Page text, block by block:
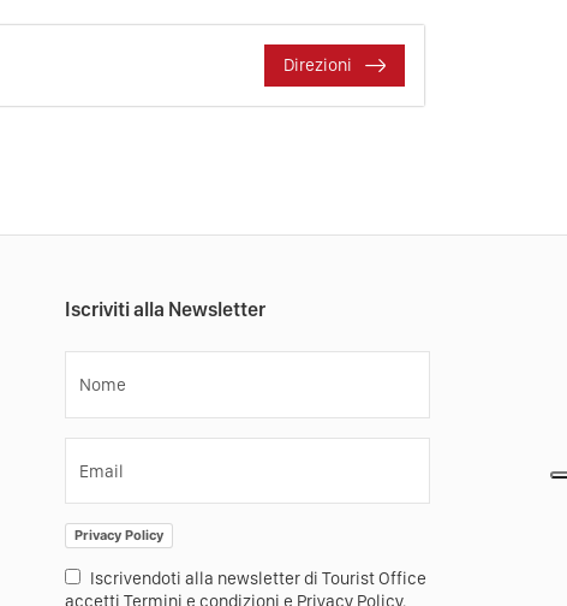
Direzioni
Iscriviti alla Newsletter
Nome
Email
Privacy Policy
Iscrivendoti alla newsletter di Tourist Office
accetti Termini e condizioni e Privacy Policy.